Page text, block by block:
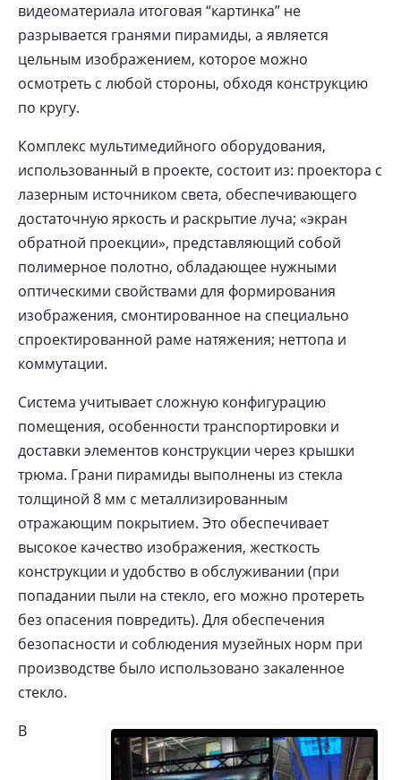
видеоматериала итоговая “картинка” не
разрывается гранями пирамиды, а является
цельным изображением, которое можно
осмотреть с любой стороны, обходя конструкцию
по кругу.
Комплекс мультимедийного оборудования,
использованный в проекте, состоит из: проектора с
лазерным источником света, обеспечивающего
достаточную яркость и раскрытие луча; «экран
обратной проекции», представляющий собой
полимерное полотно, обладающее нужными
оптическими свойствами для формирования
изображения, смонтированное на специально
спроектированной раме натяжения; неттопа и
коммутации.
Система учитывает сложную конфигурацию
помещения, особенности транспортировки и
доставки элементов конструкции через крышки
трюма. Грани пирамиды выполнены из стекла
толщиной 8 мм с металлизированным
отражающим покрытием. Это обеспечивает
высокое качество изображения, жесткость
конструкции и удобство в обслуживании (при
попадании пыли на стекло, его можно протереть
без опасения повредить). Для обеспечения
безопасности и соблюдения музейных норм при
производстве было использовано закаленное
стекло.
В